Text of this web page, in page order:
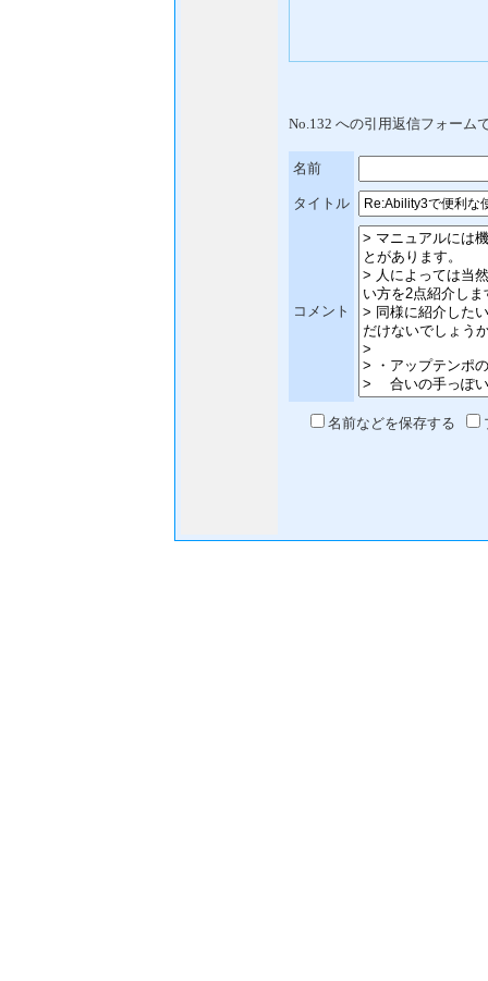
No.132 への引用返信フォーム
名前
タイトル
コメント
名前などを保存する